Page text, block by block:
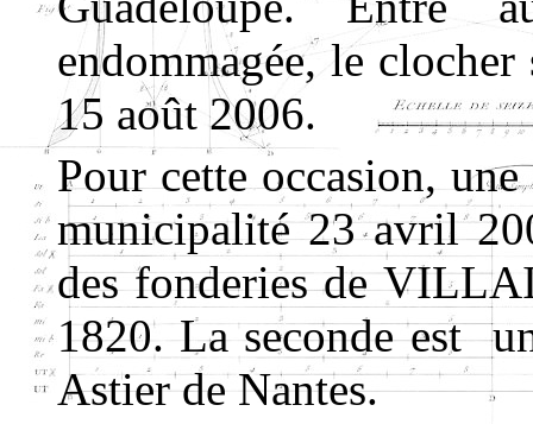
endommagée, le
15 août 2006.
Pour cette occasion, une
municipalité 23 avril
des fonderies de
1820. La seconde est
Astier de Nantes.